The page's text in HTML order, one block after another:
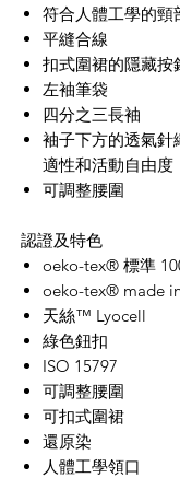
符合人體工學的頸
平縫合線
扣式圍裙的隱藏按
左袖筆袋
四分之三長袖
袖子下方的透氣針
適性和活動自由度
可調整腰圍
認證及特色
oeko-tex® 標準
oeko-tex® made
天絲™ Lyocell
綠色鈕扣
ISO 15797
可調整腰圍
可扣式圍裙
還原染
人體工學領口